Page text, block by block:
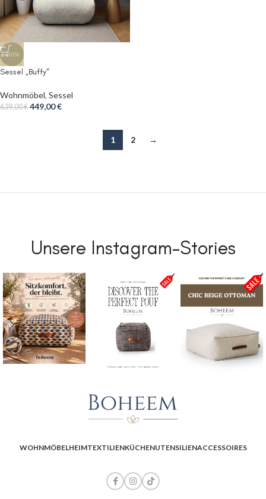
-30%
Sessel „Buffy“
Wohnmöbel, Sessel
639,00€ 449,00€
1 2 →
Unsere Instagram-Stories
WOHNMÖBELHEIMTEXTILIENKÜCHENUTENSILIENACCESSOIRES